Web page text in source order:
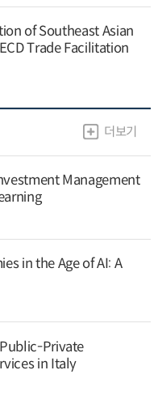
of Southeast Asian
Trade Facilitation
더보기
Management
in the Age of AI: A
Private
in Italy